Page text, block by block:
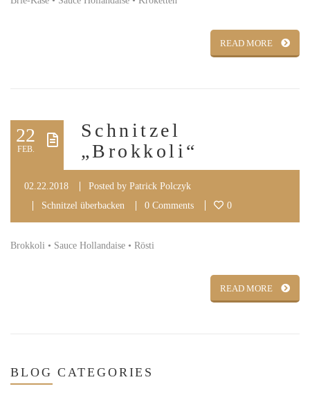
READ MORE
22
FEB.
Schnitzel
„Brokkoli“
02.22.2018 Posted by Patrick Polczyk
Schnitzel überbacken
0 Comments 0
Brokkoli • Sauce Hollandaise • Rösti
READ MORE
BLOG CATEGORIES